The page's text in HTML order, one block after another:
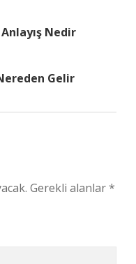
Nedir
Gelir
Gerekli alanlar*